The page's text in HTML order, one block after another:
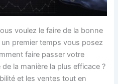
voulez le faire de la bonne
premier temps vous posez
faire passer votre
la manière la plus efficace ?
et les ventes tout en